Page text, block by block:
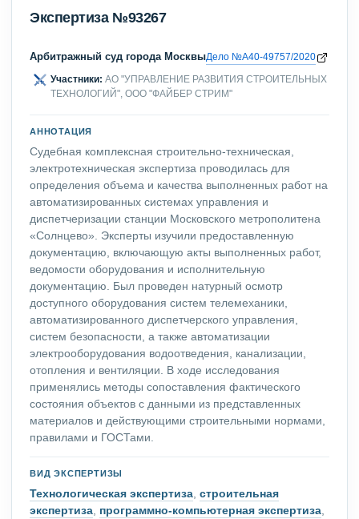
Экспертиза №93267
Арбитражный суд города МосквыДело №А40-49757/2020
Участники: АО "УПРАВЛЕНИЕ РАЗВИТИЯ СТРОИТЕЛЬНЫХ
ТЕХНОЛОГИЙ", ООО "ФАЙБЕР СТРИМ"
АННОТАЦИЯ
Судебная комплексная строительно-техническая,
электротехническая экспертиза проводилась для
определения объема и качества выполненных работ на
автоматизированных системах управления и
диспетчеризации станции Московского метрополитена
«Солнцево». Эксперты изучили предоставленную
документацию, включающую акты выполненных работ,
ведомости оборудования и исполнительную
документацию. Был проведен натурный осмотр
доступного оборудования систем телемеханики,
автоматизированного диспетчерского управления,
систем безопасности, а также автоматизации
электрооборудования водоотведения, канализации,
отопления и вентиляции. В ходе исследования
применялись методы сопоставления фактического
состояния объектов с данными из представленных
материалов и действующими строительными нормами,
правилами и ГОСТами.
ВИД ЭКСПЕРТИЗЫ
Технологическая экспертиза, строительная
экспертиза, программно-компьютерная экспертиза,